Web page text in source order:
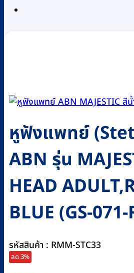
หูฟังแพทย์
ABN รุ่น
HEAD
BLUE (GS-071-
รหัสสินค้า : RMM-STC33
ลด 3%